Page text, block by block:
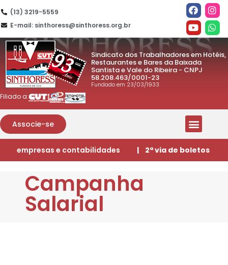
(13) 3219-5559
E-mail: sinthoress@sinthoress.org.br
Sindicato dos Trabalhadores em Hotéis,
Restaurantes e Bares da Baixada
Santista e Vale do Ribeira - CNPJ
58.208.463/0001-23
Fundado em 23/03/1933
Filiado a:
Associe-se
empresas e contabilidades | 2ª via de boletos
Campanha
Salarial